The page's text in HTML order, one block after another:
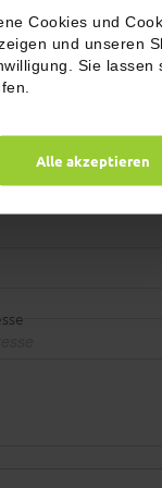
Cookies und
und unseren
Sie lassen
Alle akzeptieren
Nährwerte